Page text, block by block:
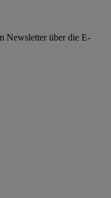
Newsletter über die E-